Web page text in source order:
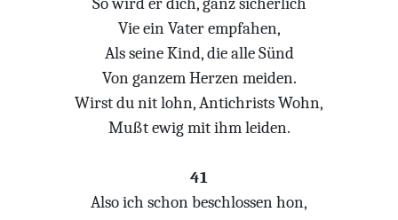
Vie ein Vater empfahen,
Als seine Kind, die alle Sünd
Von ganzem Herzen meiden.
Wirst du nit lohn, Antichrists Wohn,
Mußt ewig mit ihm leiden.
41
Also ich schon beschlossen hon,